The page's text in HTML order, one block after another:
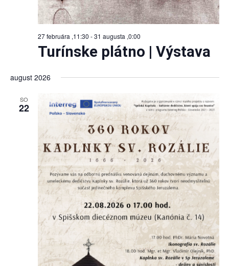
27 februára ,11:30 -31 augusta ,0:00
Turínske plátno | Výstava
august 2026
SO
22